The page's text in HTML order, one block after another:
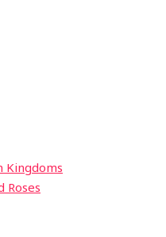
Kingdoms
Roses